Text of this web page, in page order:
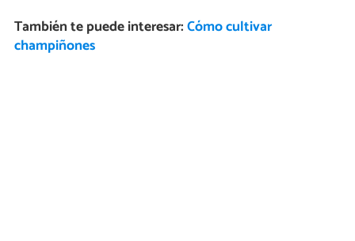
También te puede interesar:Cómo cultivar
champiñones